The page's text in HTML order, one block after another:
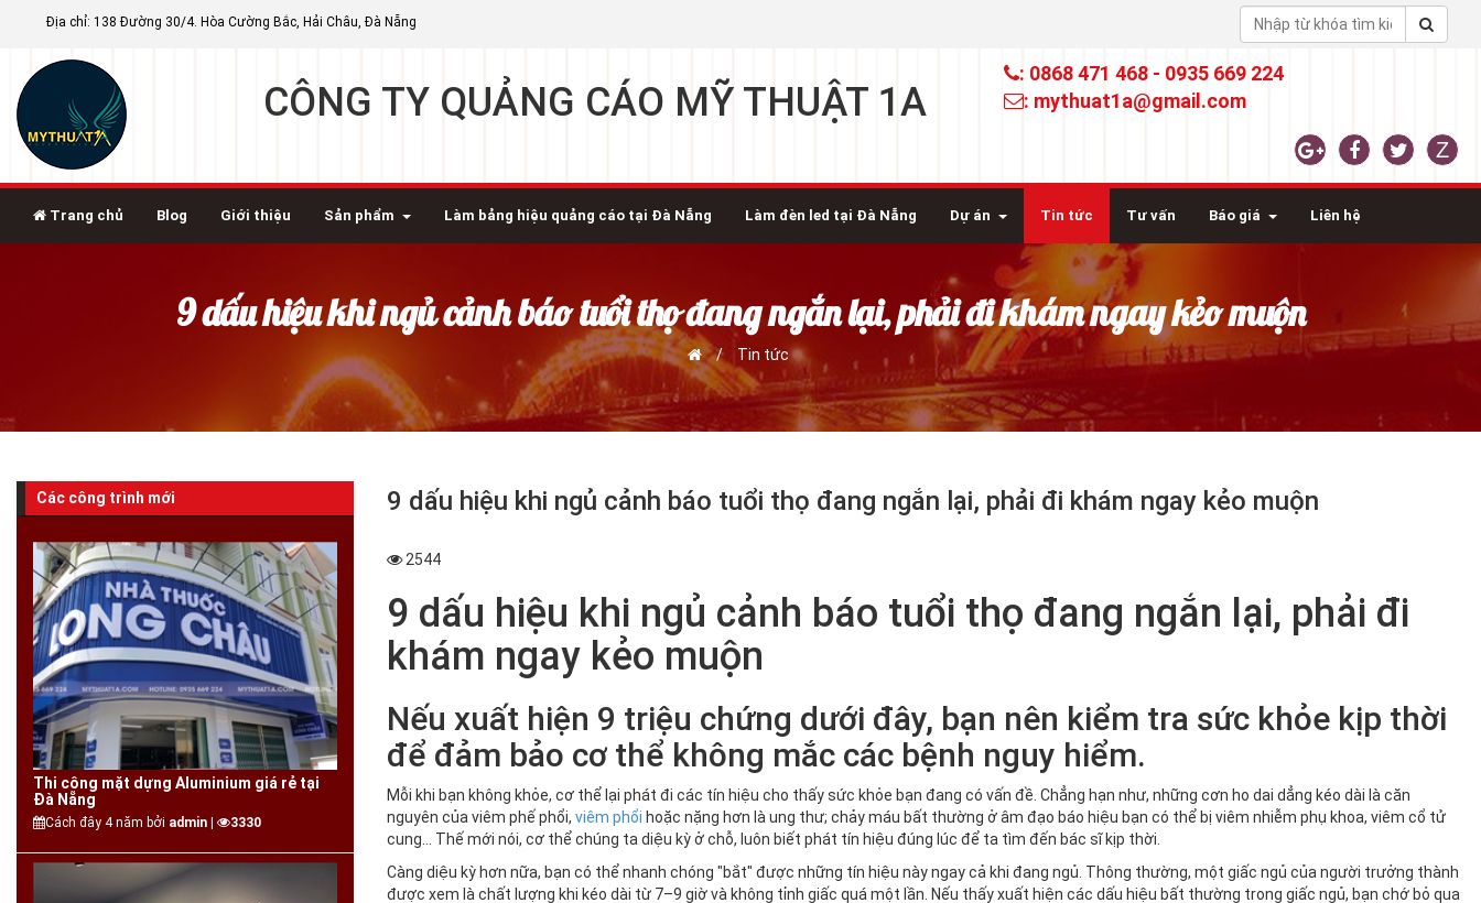
Địa chỉ: 138 Đường 30/4. Hòa Cường Bắc, Hải Châu, Đà Nẵng
CÔNG TY QUẢNG CÁO MỸ THUẬT 1A
: 0868 471 468 - 0935 669 224
: mythuat1a@gmail.com
Trang chủ Blog Giới thiệu Sản phẩm Làm bảng hiệu quảng cáo tại Đà Nẵng Làm đèn led tại Đà Nẵng Dự án Tin tức Tư vấn Báo giá Liên hệ
9 dấu hiệu khi ngủ cảnh báo tuổi thọ đang ngắn lại, phải đi khám ngay kẻo muộn
/ Tin tức
Các công trình mới
Thi công mặt dựng Aluminium giá rẻ tại
Đà Nẵng
Cách đây 4 năm bởi admin | 3330
9 dấu hiệu khi ngủ cảnh báo tuổi thọ đang ngắn lại, phải đi khám ngay kẻo muộn
2544
9 dấu hiệu khi ngủ cảnh báo tuổi thọ đang ngắn lại, phải đi
khám ngay kẻo muộn
Nếu xuất hiện 9 triệu chứng dưới đây, bạn nên kiểm tra sức khỏe kịp thời
để đảm bảo cơ thể không mắc các bệnh nguy hiểm.
Mỗi khi bạn không khỏe, cơ thể lại phát đi các tín hiệu cho thấy sức khỏe bạn đang có vấn đề. Chẳng hạn như, những cơn ho dai dẳng kéo dài là căn
nguyên của viêm phế phổi, viêm phổi hoặc nặng hơn là ung thư; chảy máu bất thường ở âm đạo báo hiệu bạn có thể bị viêm nhiễm phụ khoa, viêm cổ tử
cung… Thế mới nói, cơ thể chúng ta diệu kỳ ở chỗ, luôn biết phát tín hiệu đúng lúc để ta tìm đến bác sĩ kịp thời.
Càng diệu kỳ hơn nữa, bạn có thể nhanh chóng "bắt" được những tín hiệu này ngay cả khi đang ngủ. Thông thường, một giấc ngủ của người trưởng thành
được xem là chất lượng khi kéo dài từ 7–9 giờ và không tỉnh giấc quá một lần. Nếu thấy xuất hiện các dấu hiệu bất thường trong giấc ngủ, bạn chớ bỏ qua